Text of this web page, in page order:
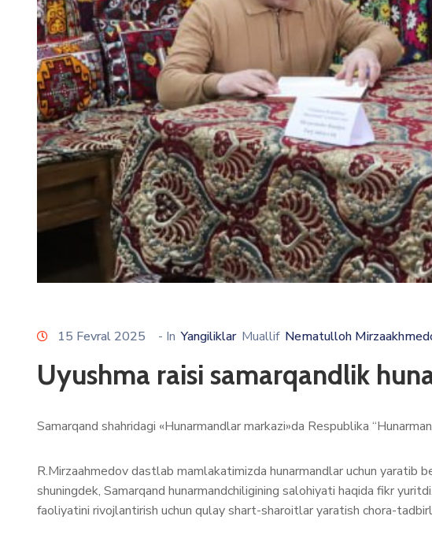
15 Fevral 2025 - In Yangiliklar Muallif Nematulloh
Uyushma raisi samarqandlik
Samarqand shahridagi «Hunarmandlar markazi»da Respublika
R.Mirzaahmedov dastlab mamlakatimizda hunarmandlar uchun
shuningdek, Samarqand hunarmandchiligining salohiyati haqida fikr
faoliyatini rivojlantirish uchun qulay shart-sharoitlar yaratish chora-